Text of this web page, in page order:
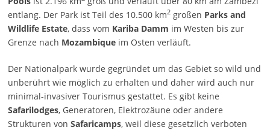
entlang. Der Park ist Teil des 10.500 km2großen Parks and
Wildlife Estate, dass vom Kariba Damm im Westen bis zur
Grenze nach Mozambiqueim Osten verläuft.
Der Nationalpark wurde gegründet um das Gebiet so wild und
unberührt wie möglich zu erhalten und daher wird auch nur
minimal-invasiver Tourismus gestattet. Es gibt keine
Safarilodges, Generatoren, Elektrozäune oder andere
Strukturen von Safaricamps, weil diese gesetzlich verboten